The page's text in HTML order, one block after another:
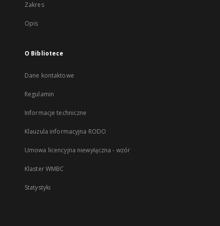
Zakres
Opis
O Bibliotece
Dane kontaktowe
Regulamin
Informacje techniczne
Klauzula informacyjna RODO
Umowa licencyjna niewyłączna - wzór
Klaster WMBC
Statystyki